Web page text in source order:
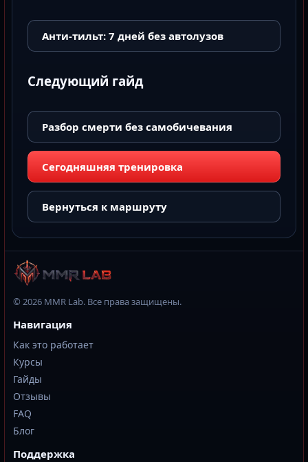
Анти-тильт: 7 дней без автолузов
Следующий гайд
Разбор смерти без самобичевания
Сегодняшняя тренировка
Вернуться к маршруту
© 2026 MMR Lab. Все права защищены.
Навигация
Как это работает
Курсы
Гайды
Отзывы
FAQ
Блог
Поддержка